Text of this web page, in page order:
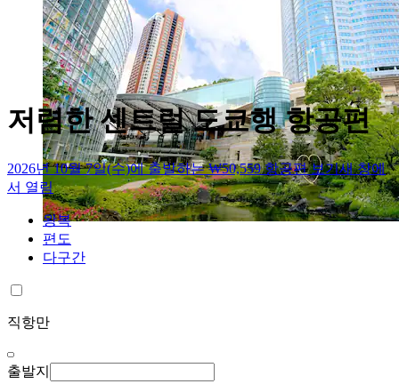
저렴한 센트럴 도쿄행 항공편
2026년 10월 7일(수)에 출발하는 ₩50,559 항공편 보기새 창에
서 열림
왕복
편도
다구간
직항만
출발지